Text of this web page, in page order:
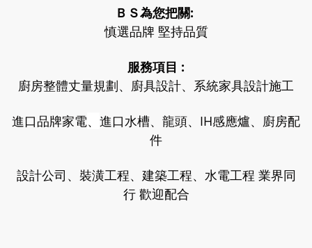
ＢＳ為您把關:
慎選品牌 堅持品質
服務項目 :
廚房整體丈量規劃、廚具設計、系統家具設計施工
進口品牌家電、 進口水槽、龍頭、IH感應爐、廚房配
件
設計公司、裝潢工程、建築工程、水電工程 業界同
行 歡迎配合